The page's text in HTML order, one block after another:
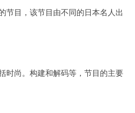
节目，该节目由不同的日本名人出
时尚。构建和解码等，节目的主要